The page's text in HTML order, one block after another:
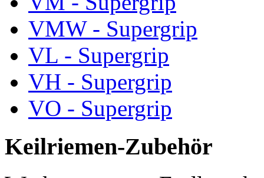
VMW - Supergrip
VL - Supergrip
VH - Supergrip
VO - Supergrip
Keilriemen-Zubehör